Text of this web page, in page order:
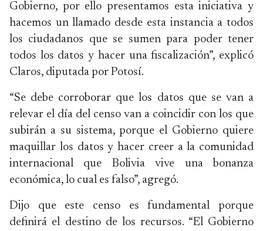
Gobierno, por ello presentamos esta iniciativa y
hacemos un llamado desde esta instancia a todos
los ciudadanos que se sumen para poder tener
todos los datos y hacer una fiscalización”, explicó
Claros, diputada por Potosí.
“Se debe corroborar que los datos que se van a
relevar el día del censo van a coincidir con los que
subirán a su sistema, porque el Gobierno quiere
maquillar los datos y hacer creer a la comunidad
internacional que Bolivia vive una bonanza
económica, lo cual es falso”, agregó.
Dijo que este censo es fundamental porque
definirá el destino de los recursos. “El Gobierno